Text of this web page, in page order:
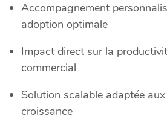
Accompagnement
adoption optimale
Impact direct sur la
commercial
Solution scalable adaptée
croissance